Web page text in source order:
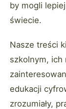
by mogli
świecie.
Nasze treści
szkolnym, ich
edukacji
zrozumiały,